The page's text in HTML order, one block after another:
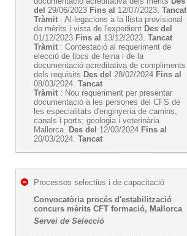
del 29/06/2023 Fins al 12/07/2023. Tancat
Tràmit : Al·legacions a la llista provisional
de mèrits i vista de l'expedient Des del
01/12/2023 Fins al 13/12/2023. Tancat
Tràmit : Contestació al requeriment de
elecció de llocs de feina i de la
documentació acreditativa de compliments
dels requisits Des del 28/02/2024 Fins al
08/03/2024. Tancat
Tràmit : Nou requeriment per presentar
documentació a les persones del CFS de
les especialitats d'enginyeria de camins,
canals i ports; geologia i veterinària
Mallorca. Des del 12/03/2024 Fins al
20/03/2024. Tancat
Processos selectius i de capacitació
Convocatòria procés d'estabilització
concurs mèrits CFT formació, Mallorca
Servei de Selecció